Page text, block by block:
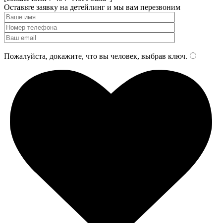
Оставьте заявку на детейлинг и мы вам перезвоним
Пожалуйста, докажите, что вы человек, выбрав ключ.